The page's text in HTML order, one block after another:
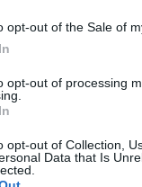
opt-out of the Sale of
opt-out of processing
opt-out of Collection,
Data that Is
o ostatnie
razem na
2025: